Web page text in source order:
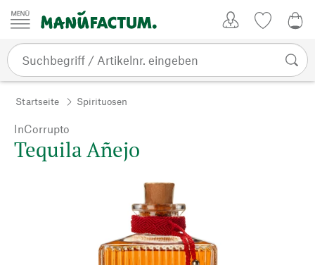
Zum Inhalt springen
Startseite Spirituosen
InCorrupto
Tequila Añejo